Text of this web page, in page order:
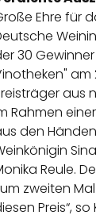
Ehre für
30
am
aus
Rahmen
den
Reule.
zweiten
Preis“,